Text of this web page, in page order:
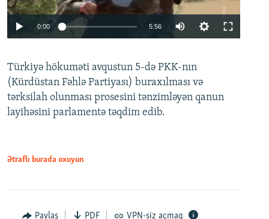
Auto 240p 360p 480p
720p 1080p
0:00 5:56
360p
480p
Türkiyə hökuməti avqustun 5-də PKK-nın
(Kürdüstan Fəhlə Partiyası) buraxılması və
tərksilah olunması prosesini tənzimləyən qanun
layihəsini parlamentə təqdim edib.
Ətraflı burada oxuyun
Paylaş PDF VPN-siz açmaq